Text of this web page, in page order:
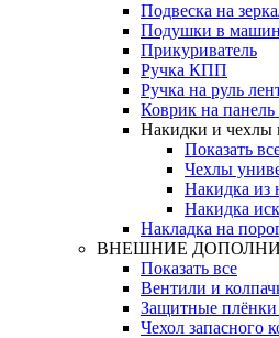
Подвеска на
Подушки в
Прикуриватель
Ручка КПП
Ручка на руль
Коврик на
Накидки и чехлы
Показать
Чехлы
Накидка из
Накидка
Накладка на
ВНЕШНИЕ
Показать все
Вентили и
Защитные плёнки
Чехол запасного